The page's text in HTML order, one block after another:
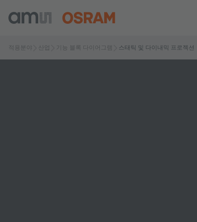
적용분야 산업 기능 블록 다이어그램 스태틱 및 다이내믹 프로젝션